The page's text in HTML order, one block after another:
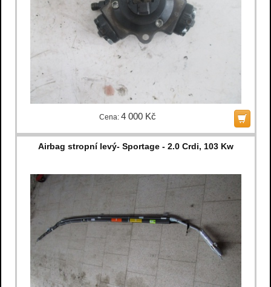
Cena: 4 000 Kč
Airbag stropní levý- Sportage - 2.0 Crdi, 103 Kw